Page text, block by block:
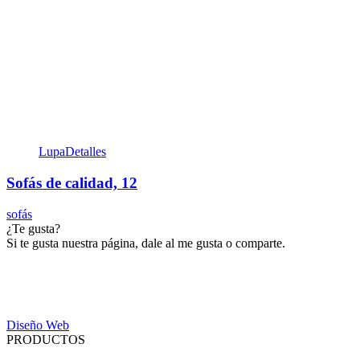
LupaDetalles
Sofás de calidad, 12
sofás
¿Te gusta?
Si te gusta nuestra página, dale al me gusta o comparte.
Diseño Web
PRODUCTOS